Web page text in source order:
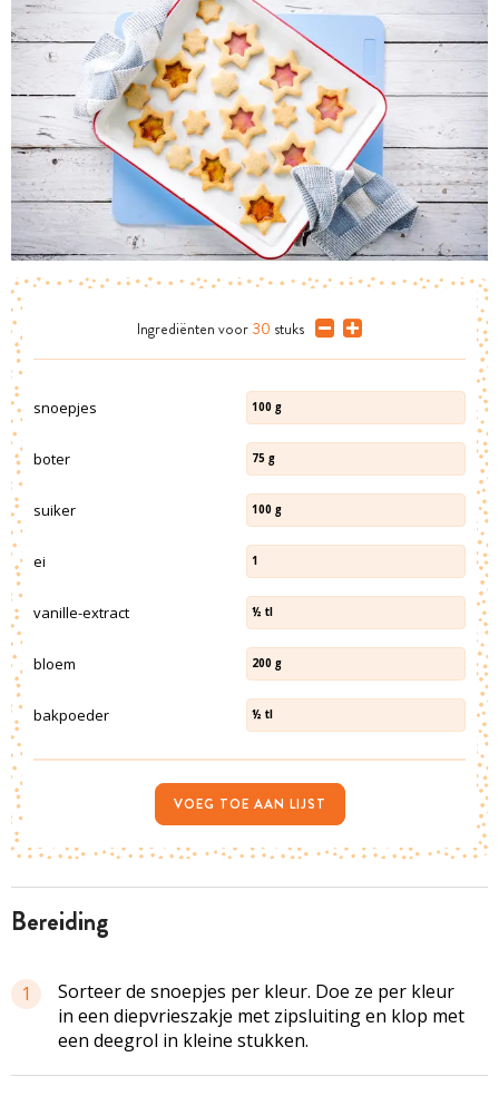
bereiding
1
Sorteer de snoepjes per kleur. Doe ze per kleur
in een diepvrieszakje met zipsluiting en klop met
een deegrol in kleine stukken.
Ingrediënten voor 30 stuks
snoepjes 100 g
boter 75 g
suiker 100 g
ei 1
vanille-extract ½ tl
bloem 200 g
bakpoeder ½ tl
VOEG TOE AAN LIJST